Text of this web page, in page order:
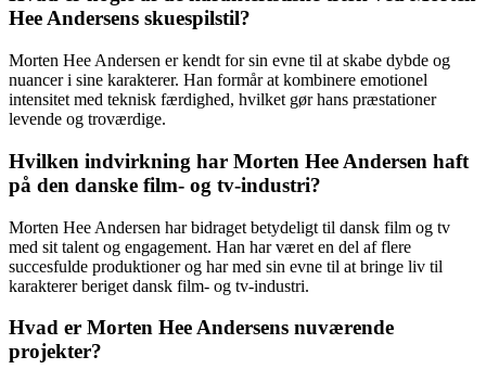
Hee Andersens skuespilstil?
Morten Hee Andersen er kendt for sin evne til at skabe dybde og
nuancer i sine karakterer. Han formår at kombinere emotionel
intensitet med teknisk færdighed, hvilket gør hans præstationer
levende og troværdige.
Hvilken indvirkning har Morten Hee Andersen haft
på den danske film- og tv-industri?
Morten Hee Andersen har bidraget betydeligt til dansk film og tv
med sit talent og engagement. Han har været en del af flere
succesfulde produktioner og har med sin evne til at bringe liv til
karakterer beriget dansk film- og tv-industri.
Hvad er Morten Hee Andersens nuværende
projekter?